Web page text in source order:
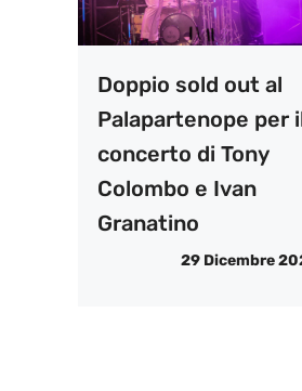
Doppio sold out al
Palapartenope per
concerto di Tony
Colombo e Ivan
Granatino
29 Dicembre